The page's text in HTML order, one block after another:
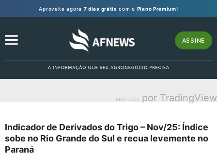
Aproveite agora 7 dias grátis com o Plano Premium!
ASSINE
Mercados por TradingView
Indicador de Derivados do Trigo – Nov/25: Índice
sobe no Rio Grande do Sul e recua levemente no
Paraná